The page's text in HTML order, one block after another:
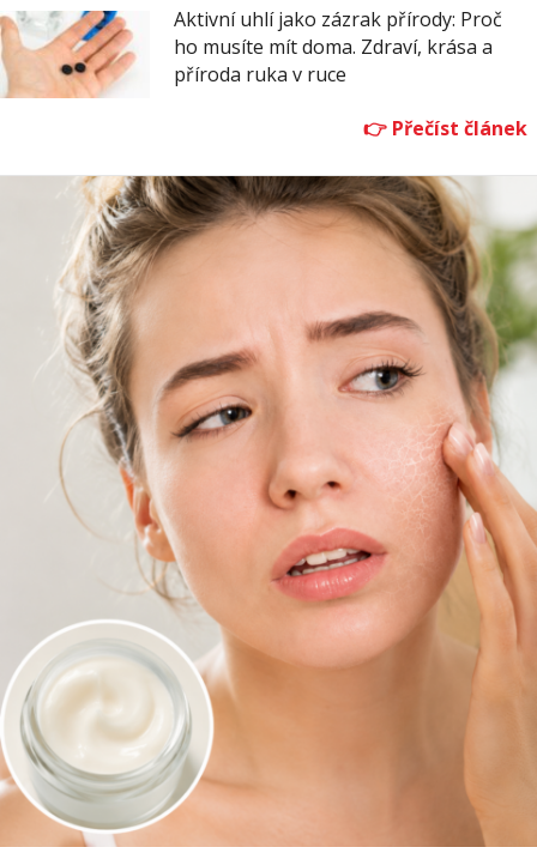
Aktivní uhlí jako zázrak přírody: Proč
ho musíte mít doma. Zdraví, krása a
příroda ruka v ruce